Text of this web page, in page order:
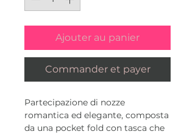
Ajouter au panier
Commander et payer
Partecipazione di nozze
romantica ed elegante, composta
da una pocket fold con tasca che